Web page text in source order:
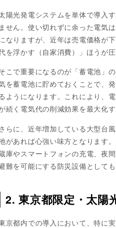
陽光発電システムを単体で導入
ません。使い切れずに余った電気
なりますが、近年は売電価格が
を浮かす（自家消費）」ほうが
こで重要になるのが「蓄電池」
を蓄電池に貯めておくことで、
るようになります。これにより、
続く電気代の削減効果を最大化す
さらに、近年増加している大型台
があれば心強い味方となります
庫やスマートフォンの充電、夜
難を可能にする防災設備として
2. 東京都限定・太陽
京都内での導入において、特に